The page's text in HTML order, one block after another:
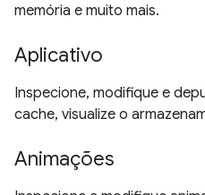
memória e muito mais.
Aplicativo
Inspecione, modifique e
cache, visualize o
Animações